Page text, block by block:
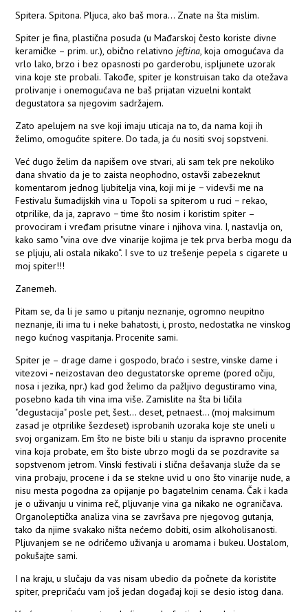
Spitera. Spitona. Pljuca, ako baš mora... Znate na šta mislim.
Spiter je fina, plastična posuda (u Mađarskoj često koriste divne
keramičke – prim. ur.), obično relativnojeftina, koja omogućava da
vrlo lako, brzo i bez opasnosti po garderobu, ispljunete uzorak
vina koje ste probali. Takođe, spiter je konstruisan tako da otežava
prolivanje i onemogućava ne baš prijatan vizuelni kontakt
degustatora sa njegovim sadržajem.
Zato apelujem na sve koji imaju uticaja na to, da nama koji ih
želimo, omogućite spitere. Do tada, ja ću nositi svoj sopstveni.
Već dugo želim da napišem ove stvari, ali sam tek pre nekoliko
dana shvatio da je to zaista neophodno, ostavši zabezeknut
komentarom jednog ljubitelja vina, koji mi je − videvši me na
Festivalu šumadijskih vina u Topoli sa spiterom u ruci − rekao,
otprilike, da ja, zapravo − time što nosim i koristim spiter –
provociram i vređam prisutne vinare i njihova vina. I, nastavlja on,
kako samo "vina ove dve vinarije kojima je tek prva berba mogu da
se pljuju, ali ostala nikako“. I sve to uz trešenje pepela s cigarete u
moj spiter!!!
Zanemeh.
Pitam se, da li je samo u pitanju neznanje, ogromno neupitno
neznanje, ili ima tu i neke bahatosti, i, prosto, nedostatka ne vinskog
nego kućnog vaspitanja. Procenite sami.
Spiter je – drage dame i gospodo, braćo i sestre, vinske dame i
vitezovi - neizostavan deo degustatorske opreme (pored očiju,
nosa i jezika, npr.) kad god želimo da pažljivo degustiramo vina,
posebno kada tih vina ima više. Zamislite na šta bi ličila
"degustacija" posle pet, šest... deset, petnaest... (moj maksimum
zasad je otprilike šezdeset) isprobanih uzoraka koje ste uneli u
svoj organizam. Em što ne biste bili u stanju da ispravno procenite
vina koja probate, em što biste ubrzo mogli da se pozdravite sa
sopstvenom jetrom. Vinski festivali i slična dešavanja služe da se
vina probaju, procene i da se stekne uvid u ono što vinarije nude, a
nisu mesta pogodna za opijanje po bagatelnim cenama. Čak i kada
je o uživanju u vinima reč, pljuvanje vina ga nikako ne ograničava.
Organoleptička analiza vina se završava pre njegovog gutanja,
tako da njime svakako ništa nećemo dobiti, osim alkoholisanosti.
Pljuvanjem se ne odričemo uživanja u aromama i bukeu. Uostalom,
pokušajte sami.
I na kraju, u slučaju da vas nisam ubedio da počnete da koristite
spiter, prepričaću vam još jedan događaj koji se desio istog dana.